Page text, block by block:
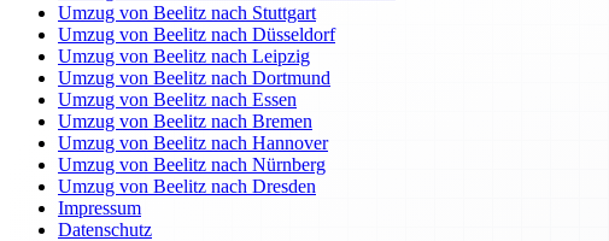
Umzug von Beelitz nach Stuttgart
Umzug von Beelitz nach Düsseldorf
Umzug von Beelitz nach Leipzig
Umzug von Beelitz nach Dortmund
Umzug von Beelitz nach Essen
Umzug von Beelitz nach Bremen
Umzug von Beelitz nach Hannover
Umzug von Beelitz nach Nürnberg
Umzug von Beelitz nach Dresden
Impressum
Datenschutz